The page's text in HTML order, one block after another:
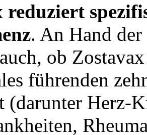
reduziert
. An Hand der
ob
führenden
(darunter Herz-